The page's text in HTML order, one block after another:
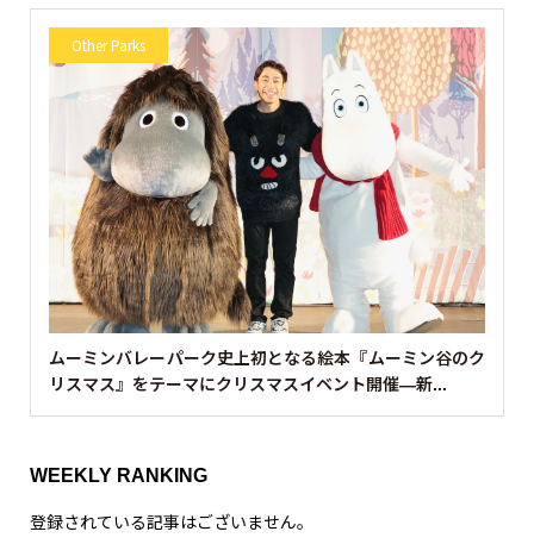
Other Parks
ムーミンバレーパーク史上初となる絵本『ムーミン谷のク
リスマス』をテーマにクリスマスイベント開催—新...
WEEKLY RANKING
登録されている記事はございません。